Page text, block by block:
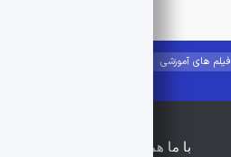
فیلم های آموزشی
با ما همراه باشید